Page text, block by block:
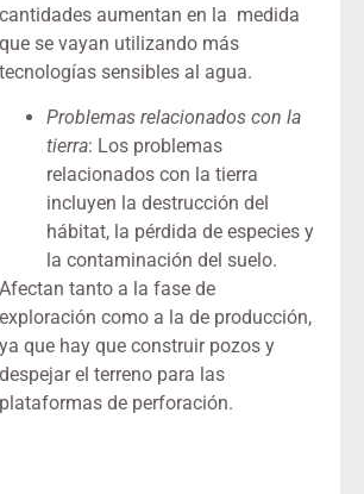
cantidades aumentan en la medida
que se vayan utilizando más
tecnologías sensibles al agua.
Problemas relacionados con la
tierra: Los problemas
relacionados con la tierra
incluyen la destrucción del
hábitat, la pérdida de especies y
la contaminación del suelo.
Afectan tanto a la fase de
exploración como a la de producción,
ya que hay que construir pozos y
despejar el terreno para las
plataformas de perforación.